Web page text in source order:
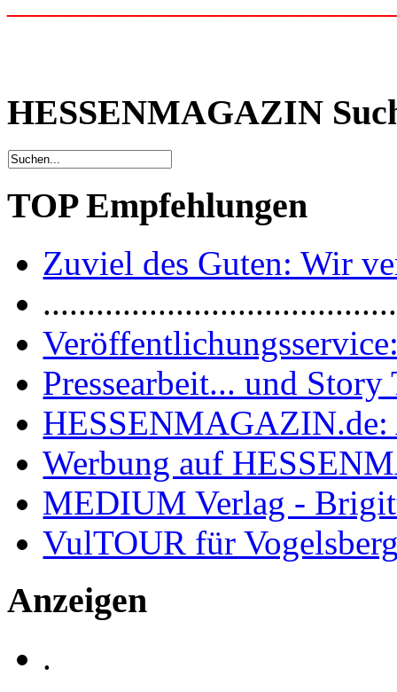
HESSENMAGAZIN
TOP Empfehlungen
Zuviel des Guten: Wir
Pressearbeit... und
HESSENMAGAZIN.de:
Werbung auf
MEDIUM Verlag -
VulTOUR für
Anzeigen
.